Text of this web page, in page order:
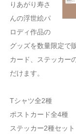
りあがり寿さ
んの浮世絵パ
ロディ作品の
グッズを数量限定で
カード、ステッカー
だけます。
Tシャツ全2種
ポストカード全4種
ステッカー2種セッ